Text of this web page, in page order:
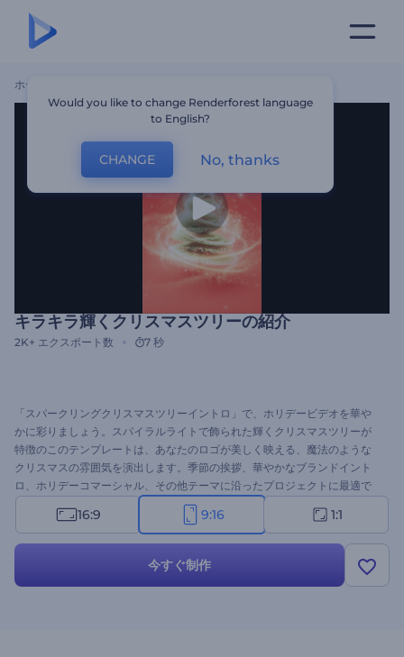
ホーム
キラキラ輝くクリスマスツリーの紹介
2K+ エクスポート数 7 秒
「スパークリングクリスマスツリーイントロ」で、ホリデービデオを華や
かに彩りましょう。スパイラルライトで飾られた輝くクリスマスツリーが
特徴のこのテンプレートは、あなたのロゴが美しく映える、魔法のような
クリスマスの雰囲気を演出します。季節の挨拶、華やかなブランドイント
ロ、ホリデーコマーシャル、その他テーマに沿ったプロジェクトに最適で
す。ロゴ、メッセージ、楽しいBGMで簡単にカスタマイズできます。今す
ぐ作成して、ホリデーシーズンの雰囲気を盛り上げましょう！
16:9 9:16 1:1
今すぐ制作
Would you like to change Renderforest language
to English?
CHANGE No, thanks